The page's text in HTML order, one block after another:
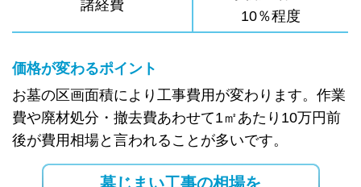
諸経費
10％程度
価格が変わるポイント
お墓の区画面積により工事費用が変わります。作業
費や廃材処分・撤去費あわせて1㎡あたり10万円前
後が費用相場と言われることが多いです。
墓じまい工事の相場を